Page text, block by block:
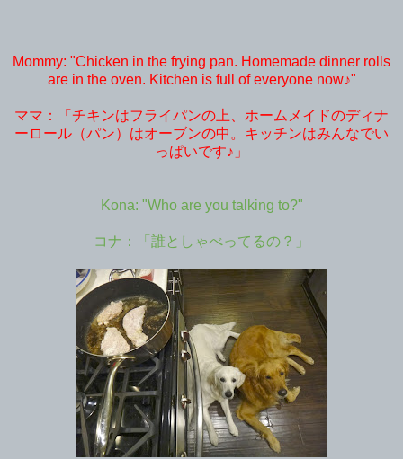
Mommy: "Chicken in the frying pan. Homemade dinner rolls
are in the oven. Kitchen is full of everyone now♪"
ママ：「チキンはフライパンの上、ホームメイドのディナ
ーロール（パン）はオーブンの中。キッチンはみんなでい
っぱいです♪」
Kona: "Who are you talking to?"
コナ：「誰としゃべってるの？」